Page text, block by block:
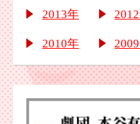
2013年
2010年